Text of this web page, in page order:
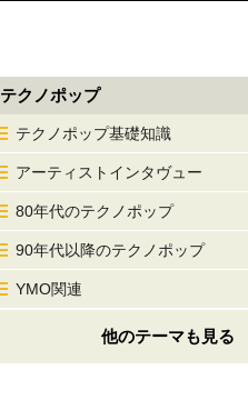
テクノポップ
テクノポップ基礎知識
アーティストインタヴュー
80年代のテクノポップ
90年代以降のテクノポップ
YMO関連
他のテーマも見る